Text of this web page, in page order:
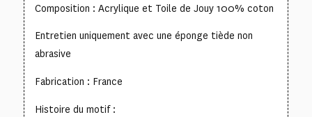
Composition : Acrylique et Toile de Jouy 100% coton
Entretien uniquement avec une éponge tiède non
abrasive
Fabrication : France
Histoire du motif :